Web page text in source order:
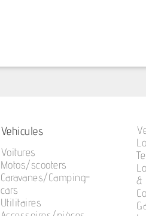
Vehicules
Voitures
Motos/scooters
Caravanes/Camping-
cars
Utilitaires
&